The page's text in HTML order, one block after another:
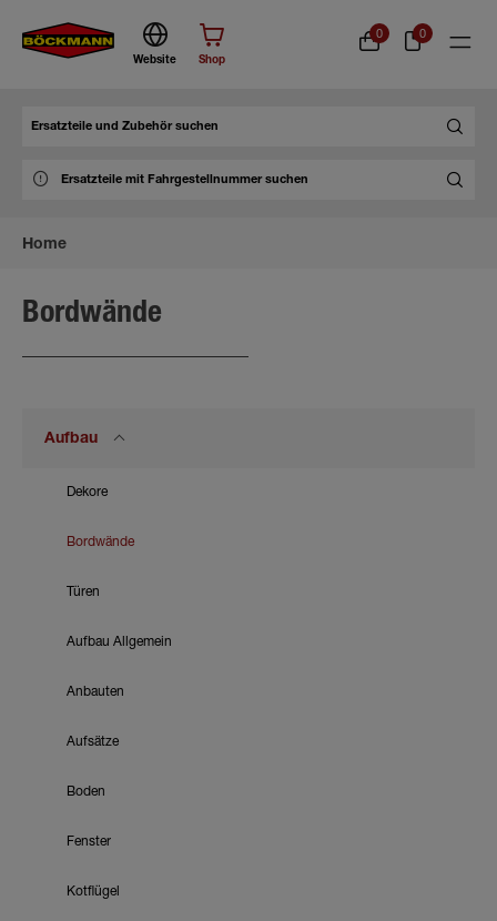
Website Shop
0 0
Home
Bordwände
Aufbau
Dekore
Bordwände
Türen
Aufbau Allgemein
Anbauten
Aufsätze
Boden
Fenster
Kotflügel